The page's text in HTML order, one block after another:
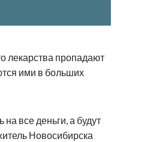
лекарства пропадают
ими в больших
на все деньги, а будут
Новосибирска